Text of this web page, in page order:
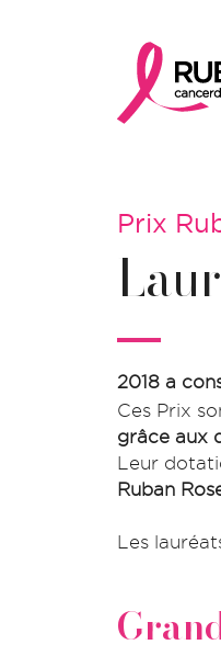
Prix
2018 a
Ces Prix
grâce aux
Leur
Ruban
Les